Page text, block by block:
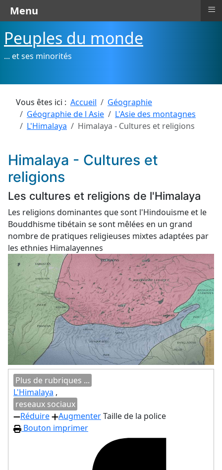
Peuples du monde
... et ses minorités
Vous êtes ici : Accueil
Géographie
Géographie de l Asie
L'Asie des montagnes
L'Himalaya
Himalaya - Cultures et religions
Himalaya - Cultures et
religions
Les cultures et religions de l'Himalaya
Les religions dominantes que sont l'Hindouisme et le
Bouddhisme tibétain se sont mêlées en un grand
nombre de pratiques religieuses mixtes adaptées par
les ethnies Himalayennes
Plus de rubriques ...
L'Himalaya ,
reseaux sociaux
Réduire
AugmenterTaille de la police
Bouton imprimer
Menu ≡